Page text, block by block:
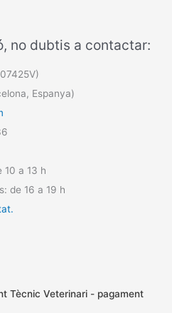
no dubtis a contactar:
Espanya)
10 a 13 h
de 16 a 19 h
Tècnic Veterinari - pagament